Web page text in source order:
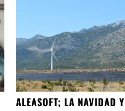
ALEASOFT; LA NAVIDAD